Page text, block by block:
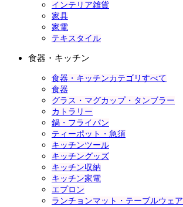
インテリア雑貨
家具
家電
テキスタイル
食器・キッチン
食器・キッチンカテゴリすべて
食器
グラス・マグカップ・タンブラー
カトラリー
鍋・フライパン
ティーポット・急須
キッチンツール
キッチングッズ
キッチン収納
キッチン家電
エプロン
ランチョンマット・テーブルウェア